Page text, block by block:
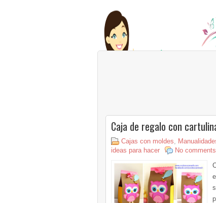
Caja de regalo con
Cajas con moldes,
ideas para hacer
No comments